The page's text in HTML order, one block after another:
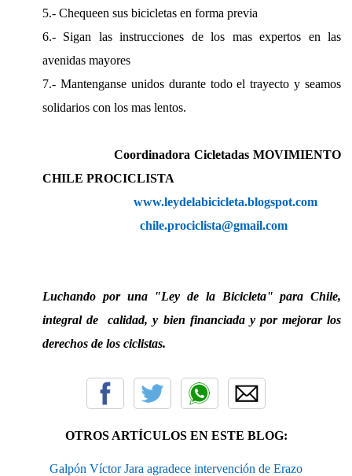
5.- Chequeen sus bicicletas en forma previa
6.- Sigan las instrucciones de los mas expertos en las
avenidas mayores
7.- Mantenganse unidos durante todo el trayecto y seamos
solidarios con los mas lentos.
Coordinadora Cicletadas MOVIMIENTO
CHILE PROCICLISTA
www.leydelabicicleta.blogspot.com
chile.prociclista@gmail.com
Luchando por una "Ley de la Bicicleta" para Chile,
integral de calidad, y bien financiada y por mejorar los
derechos de los ciclistas.
OTROS ARTÍCULOS EN ESTE BLOG:
Galpón Víctor Jara agradece intervención de Erazo